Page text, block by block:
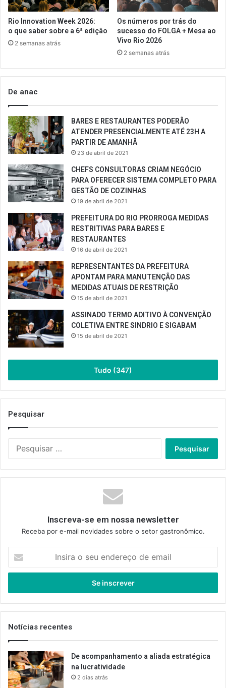
Rio Innovation Week 2026:
o que saber sobre a 6ª edição
2 semanas atrás
Os números por trás do
sucesso do FOLGA + Mesa ao
Vivo Rio 2026
2 semanas atrás
De anac
BARES E RESTAURANTES PODERÃO
ATENDER PRESENCIALMENTE ATÉ 23H A
PARTIR DE AMANHÃ
23 de abril de 2021
CHEFS CONSULTORAS CRIAM NEGÓCIO
PARA OFERECER SISTEMA COMPLETO PARA
GESTÃO DE COZINHAS
19 de abril de 2021
PREFEITURA DO RIO PRORROGA MEDIDAS
RESTRITIVAS PARA BARES E
RESTAURANTES
16 de abril de 2021
REPRESENTANTES DA PREFEITURA
APONTAM PARA MANUTENÇÃO DAS
MEDIDAS ATUAIS DE RESTRIÇÃO
15 de abril de 2021
ASSINADO TERMO ADITIVO À CONVENÇÃO
COLETIVA ENTRE SINDRIO E SIGABAM
15 de abril de 2021
Tudo (347)
Pesquisar
Inscreva-se em nossa newsletter
Receba por e-mail novidades sobre o setor gastronômico.
seu
de
email
Notícias recentes
De acompanhamento a aliada estratégica
na lucratividade
2 dias atrás